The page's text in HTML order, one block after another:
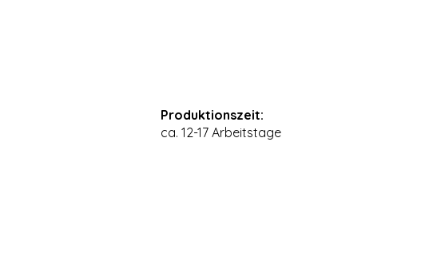
Produktionszeit:
ca. 12-17 Arbeitstage